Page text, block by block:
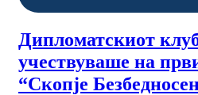
Дипломатскиот
учествуваше на
“Скопје